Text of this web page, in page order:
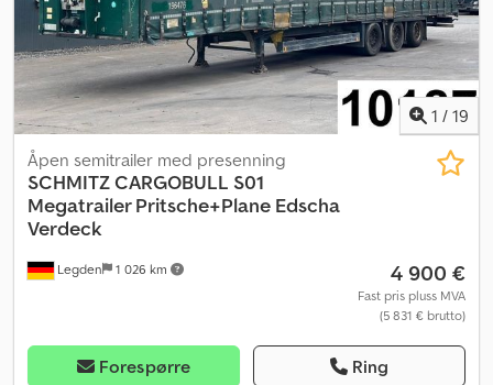
1 / 19
Legden 1 026 km
Åpen semitrailer med presenning
SCHMITZ CARGOBULL S01
Megatrailer Pritsche+Plane Edscha
Verdeck
4 900 €
Fast pris pluss MVA
(5 831 € brutto)
Forespørre Ring